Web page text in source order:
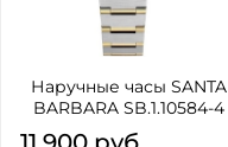
Наручные часы SANTA
BARBARA SB.1.10584-4